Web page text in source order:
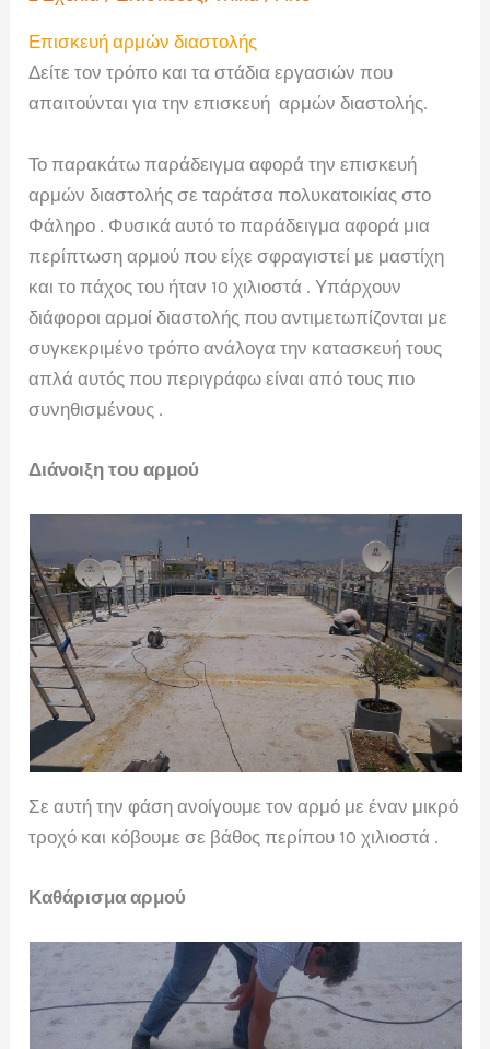
Επισκευή αρμών διαστολής
Δείτε τον τρόπο και τα στάδια εργασιών που
απαιτούνται για την επισκευή αρμών διαστολής.
Το παρακάτω παράδειγμα αφορά την επισκευή
αρμών διαστολής σε ταράτσα πολυκατοικίας στο
Φάληρο . Φυσικά αυτό το παράδειγμα αφορά μια
περίπτωση αρμού που είχε σφραγιστεί με μαστίχη
και το πάχος του ήταν 10 χιλιοστά . Υπάρχουν
διάφοροι αρμοί διαστολής που αντιμετωπίζονται με
συγκεκριμένο τρόπο ανάλογα την κατασκευή τους
απλά αυτός που περιγράφω είναι από τους πιο
συνηθισμένους .
Διάνοιξη του αρμού
Σε αυτή την φάση ανοίγουμε τον αρμό με έναν μικρό
τροχό και κόβουμε σε βάθος περίπου 10 χιλιοστά .
Καθάρισμα αρμού